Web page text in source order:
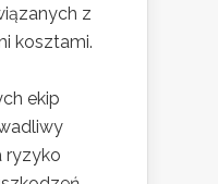
z
kosztami.
ekip
ryzyko